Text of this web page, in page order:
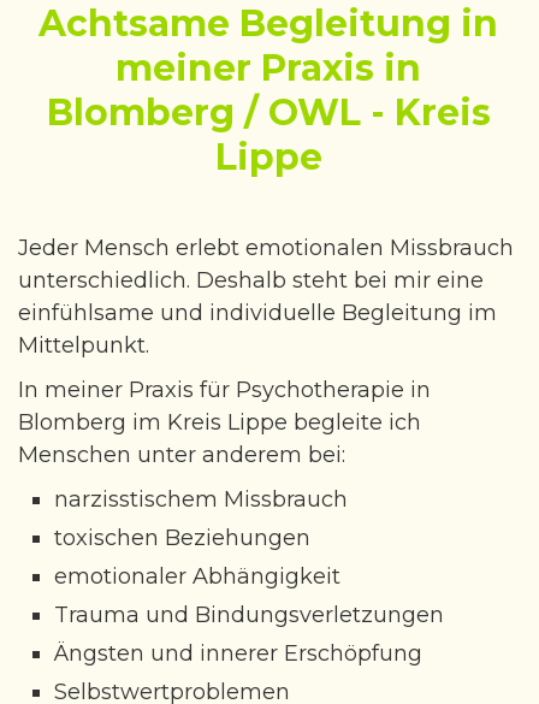
Achtsame Begleitung in
meiner Praxis in
Blomberg / OWL - Kreis
Lippe
Jeder Mensch erlebt emotionalen Missbrauch
unterschiedlich. Deshalb steht bei mir eine
einfühlsame und individuelle Begleitung im
Mittelpunkt.
In meiner Praxis für Psychotherapie in
Blomberg im Kreis Lippe begleite ich
Menschen unter anderem bei:
narzisstischem Missbrauch
toxischen Beziehungen
emotionaler Abhängigkeit
Trauma und Bindungsverletzungen
Ängsten und innerer Erschöpfung
Selbstwertproblemen